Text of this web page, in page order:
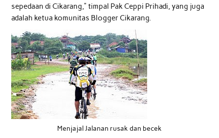
sepedaan di Cikarang,” timpal Pak Ceppi Prihadi, yang juga
adalah ketua komunitas Blogger Cikarang.
Menjajal Jalanan rusak dan becek